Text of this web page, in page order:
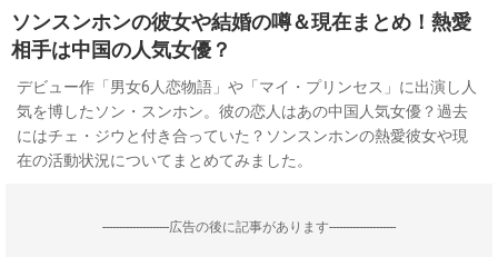
ソンスンホンの彼女や結婚の噂＆現在まとめ！熱愛
相手は中国の人気女優？
デビュー作「男女6人恋物語」や「マイ・プリンセス」に出演し人
気を博したソン・スンホン。彼の恋人はあの中国人気女優？過去
にはチェ・ジウと付き合っていた？ソンスンホンの熱愛彼女や現
在の活動状況についてまとめてみました。
--------------------広告の後に記事があります--------------------